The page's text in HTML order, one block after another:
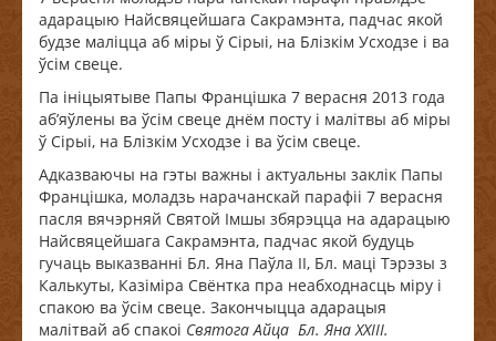
адарацыю Найсвяцейшага Сакрамэнта, падчас якой
будзе маліцца аб міры ў Сірыі, на Блізкім Усходзе і ва
ўсім свеце.
Па ініцыятыве Папы Францішка 7 верасня 2013 года
аб’яўлены ва ўсім свеце днём посту і малітвы аб міры
ў Сірыі, на Блізкім Усходзе і ва ўсім свеце.
Адказваючы на гэты важны і актуальны заклік Папы
Францішка, моладзь нарачанскай парафіі 7 верасня
пасля вячэрняй Святой Імшы збярэцца на адарацыю
Найсвяцейшага Сакрамэнта, падчас якой будуць
гучаць выказванні Бл. Яна Паўла ІІ, Бл. маці Тэрэзы з
Калькуты, Казіміра Свёнтка пра неабходнасць міру і
спакою ва ўсім свеце. Закончыцца адарацыя
малітвай аб спакоі Святога Айца Бл. Яна ХХІІІ.